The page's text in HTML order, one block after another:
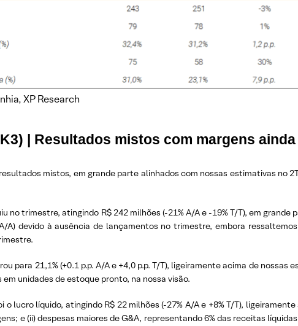
XP Research
| Resultados mistos com margens
mistos, em grande parte alinhados com nossas estimativas no
no trimestre, atingindo R$ 242 milhões (-21% A/A e -19% T/T), em
A) devido à ausência de lançamentos no trimestre, embora
para 21,1% (+0.1 p.p. A/A e +4,0 p.p. T/T), ligeiramente acima de nossas
unidades de estoque pronto, na nossa visão.
o lucro líquido, atingindo R$ 22 milhões (-27% A/A e +8% T/T),
e (ii) despesas maiores de G&A, representando 6% das receitas